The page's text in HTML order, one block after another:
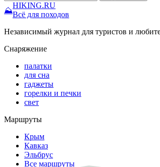
⛰
HIKING.RU
Всё для походов
Независимый журнал для туристов и
Снаряжение
палатки
для сна
гаджеты
горелки и печки
свет
Маршруты
Крым
Кавказ
Эльбрус
Все маршруты